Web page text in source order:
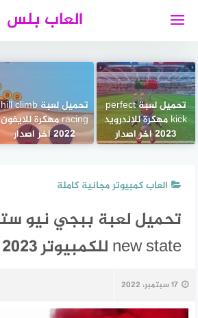
العاب بلس
تحميل لعبة perfect
kick مهكرة للاندرويد
2023 اخر اصدار
تحميل لعبة hill climb
racing مهكرة للايفون
2022 اخر اصدار
العاب كمبيوتر مجانية كاملة
new state للكمبيوتر 2023 اخر اصدار
17 سبتمبر، 2022